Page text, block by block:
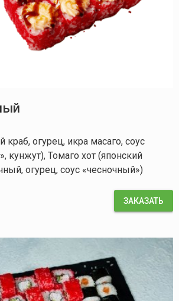
огурец, икра масаго, соус
кунжут), Томаго хот (японский
огурец, соус «чесночный»)
ЗАКАЗАТЬ